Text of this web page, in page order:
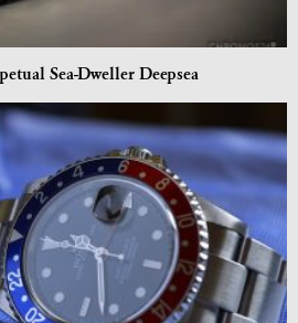
Sea-Dweller Deepsea